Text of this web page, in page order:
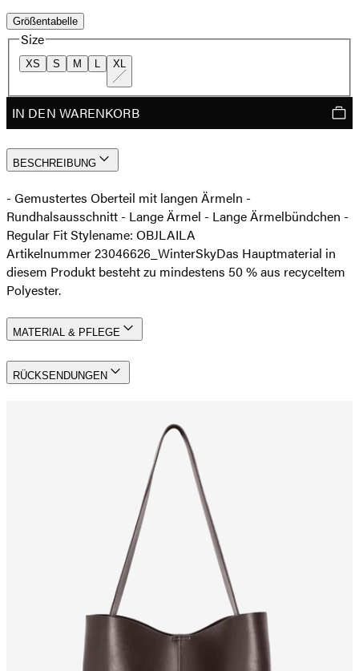
Größentabelle
Size
XS S M L XL
IN DEN WARENKORB
BESCHREIBUNG
- Gemustertes Oberteil mit langen Ärmeln -
Rundhalsausschnitt - Lange Ärmel - Lange Ärmelbündchen -
Regular Fit Stylename: OBJLAILA
Artikelnummer 23046626_WinterSkyDas Hauptmaterial in
diesem Produkt besteht zu mindestens 50 % aus recyceltem
Polyester.
MATERIAL & PFLEGE
RÜCKSENDUNGEN